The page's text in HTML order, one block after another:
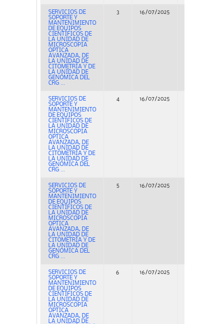
SERVICIOS DE
SOPORTE Y
MANTENIMIENTO
DE EQUIPOS
CIENTÍFICOS DE
LA UNIDAD DE
MICROSCOPIA
OPTICA
AVANZADA, DE
LA UNIDAD DE
CITOMETRÍA Y DE
LA UNIDAD DE
GENÓMICA DEL
CRG ...
3 16/07/2025
SERVICIOS DE
SOPORTE Y
MANTENIMIENTO
DE EQUIPOS
CIENTÍFICOS DE
LA UNIDAD DE
MICROSCOPIA
OPTICA
AVANZADA, DE
LA UNIDAD DE
CITOMETRÍA Y DE
LA UNIDAD DE
GENÓMICA DEL
CRG ...
4 16/07/2025
SERVICIOS DE
SOPORTE Y
MANTENIMIENTO
DE EQUIPOS
CIENTÍFICOS DE
LA UNIDAD DE
MICROSCOPIA
OPTICA
AVANZADA, DE
LA UNIDAD DE
CITOMETRÍA Y DE
LA UNIDAD DE
GENÓMICA DEL
CRG ...
5 16/07/2025
SERVICIOS DE
SOPORTE Y
MANTENIMIENTO
DE EQUIPOS
CIENTÍFICOS DE
LA UNIDAD DE
MICROSCOPIA
OPTICA
AVANZADA, DE
LA UNIDAD DE
6 16/07/2025